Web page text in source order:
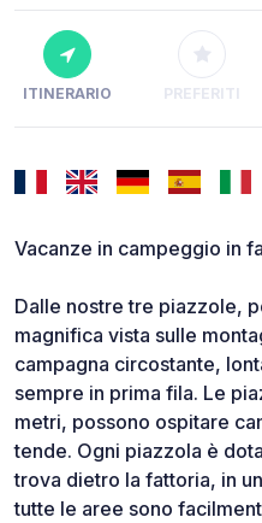
ITINERARIO PREFERITI
Vacanze in campeggio in
Dalle nostre tre piazzole,
magnifica vista sulle
campagna circostante,
sempre in prima fila. Le
metri, possono ospitare
tende. Ogni piazzola è
trova dietro la fattoria, in
tutte le aree sono